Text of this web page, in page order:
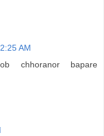
AM
chhoranor bapare